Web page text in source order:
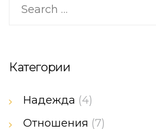
Категории
Надежда (4)
Отношения (7)